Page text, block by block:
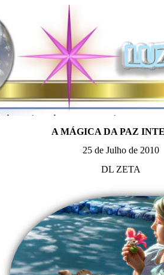
A MÁGICA DA PAZ
25 de Julho de 2010
DL ZETA